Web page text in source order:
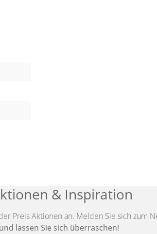
& Inspiration
Preis Aktionen an. Melden Sie sich zum
lassen Sie sich überraschen!